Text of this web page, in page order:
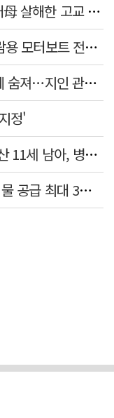
"아버지 외출한 사이"…흉기로 40대母 살해한 고교 자퇴생, 구속 기로에
전남 여수 오동도 해상서 5명 탄 유람용 모터보트 전복…2명 숨져
서울 면목동서 60대 남성 2명 흉기에 숨져…지인 관계로 추정
정'
"침대에 결박, 탈진"…평생 교회서 산 11세 남아, 병원 이송 끝 숨져
박권현 청도군수, 국무총리에 "청도 물 공급 최대 3만t 늘려달라"